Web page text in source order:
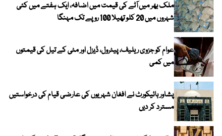
ملک بھر میں آٹے کی قیمت میں اضافہ، ایک ہفتے میں کئی
شہروں میں 20 کلو تھیلا 100 روپے تک مہنگا
عوام کو جزوی ریلیف، پیٹرول، ڈیزل اور مٹی کے تیل کی قیمتوں
میں کمی
پشاور ہائیکورٹ نے افغان شہریوں کی عارضی قیام کی درخواستیں
مسترد کر دیں